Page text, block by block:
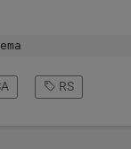
RS